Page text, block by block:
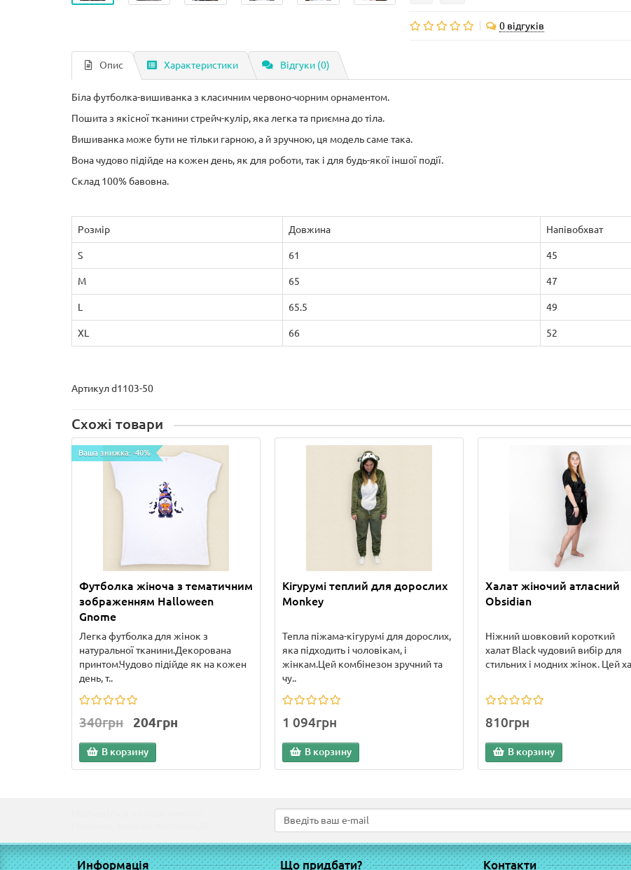
0 відгуків
Опис Характеристики Відгуки (0)
Біла футболка-вишиванка з класичним червоно-чорним орнаментом.
Пошита з якісної тканини стрейч-кулір, яка легка та приємна до тіла.
Вишиванка може бути не тільки гарною, а й зручною, ця модель саме така.
Вона чудово підійде на кожен день, як для роботи, так і для будь-якої іншої події.
Склад 100% бавовна.
Розмір Довжина Напівобхват
S 61 45
M 65 47
L 65.5 49
XL 66 52
Артикул d1103-50
Схожі товари
Ваша знижка: -40%
Футболка жіноча з тематичним
зображенням Halloween
Gnome
Легка футболка для жінок з
натуральної тканини.Декорована
принтом.Чудово підійде як на кожен
день, т..
340грн 204грн
В корзину
Кігурумі теплий для дорослих
Monkey
Тепла піжама-кігурумі для дорослих,
яка підходить і чоловікам, і
жінкам.Цей комбінезон зручний та
чу..
1 094грн
В корзину
Халат жіночий атласний
Obsidian
Ніжний шовковий короткий
халат Black чудовий вибір для
стильних і модних жінок. Цей
810грн
В корзину
Информація Що придбати? Контакти